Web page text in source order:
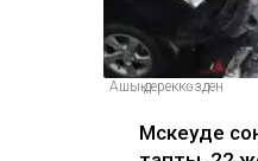
Ашық дереккөзден
Мәскеуде